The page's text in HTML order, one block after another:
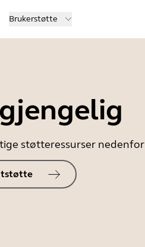
Brukerstøtte
støtteressurser nedenfor